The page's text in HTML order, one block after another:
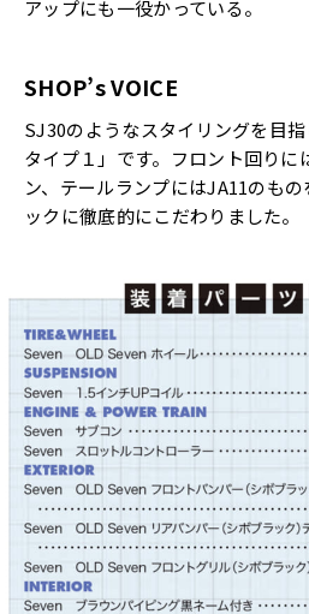
アップにも一役かっている。
SHOP’s VOICE
SJ30のようなスタイリングを目
タイプ１」です。フロント回りに
ン、テールランプにはJA11のも
ックに徹底的にこだわりました。